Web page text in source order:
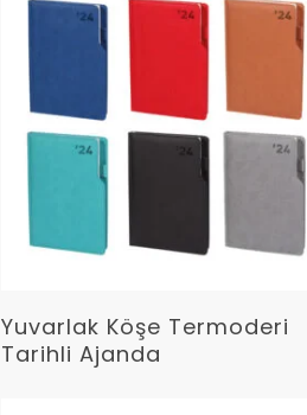
Devamını Oku
Yuvarlak Köşe Termoderi
Tarihli Ajanda